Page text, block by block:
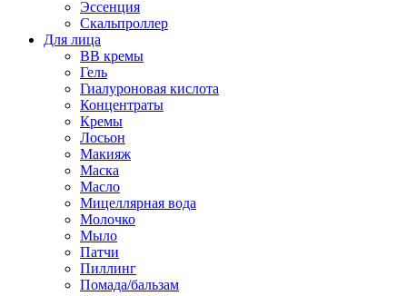
Эссенция
Скальпроллер
Для лица
BB кремы
Гель
Гиалуроновая кислота
Концентраты
Кремы
Лосьон
Макияж
Маска
Масло
Мицеллярная вода
Молочко
Мыло
Патчи
Пиллинг
Помада/бальзам